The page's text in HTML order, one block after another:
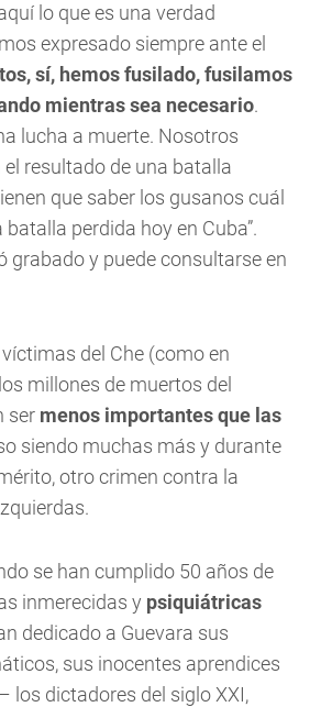
lo que es una verdad
expresado siempre ante el
sí, hemos fusilado, fusilamos
mientras sea necesario.
lucha a muerte. Nosotros
resultado de una batalla
que saber los gusanos cuál
perdida hoy en Cuba”.
grabado y puede consultarse en
del Che (como en
millones de muertos del
ser menos importantes que las
siendo muchas más y durante
otro crimen contra la
se han cumplido 50 años de
inmerecidas y psiquiátricas
dedicado a Guevara sus
sus inocentes aprendices
los dictadores del siglo XXI,